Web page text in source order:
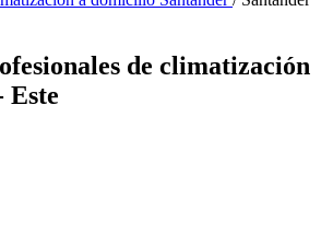
de climatización
Este